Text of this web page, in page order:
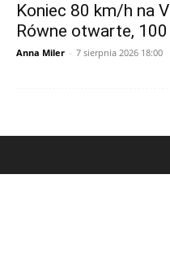
Koniec 80 km/h na
Równe otwarte,
Anna Miler - 7 sierpnia 2026 18:00